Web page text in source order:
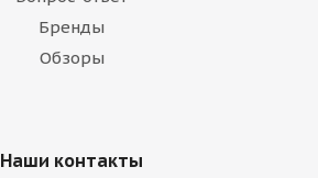
Бренды
Обзоры
Наши контакты